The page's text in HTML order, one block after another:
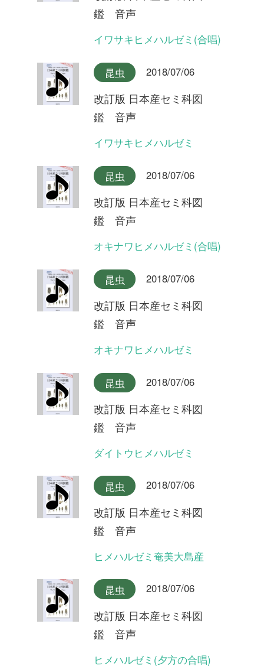
鑑 音声
ヒメハルゼミ
昆虫 2018/07/06
改訂版 日本産セミ科図
鑑 音声
エゾハルゼミ(合唱)
昆虫 2018/07/06
改訂版 日本産セミ科図
鑑 音声
エゾハルゼミ(合唱)
鑑 音声
昆虫 2018/07/06
改訂版 日本産セミ科図
鑑 音声
ハルゼミ
昆虫 2018/07/06
改訂版 日本産セミ科図
鑑 音声
大島産(合唱)
昆虫 2018/07/06
改訂版 日本産セミ科図
大島産
昆虫 2018/07/06
改訂版 日本産セミ科図